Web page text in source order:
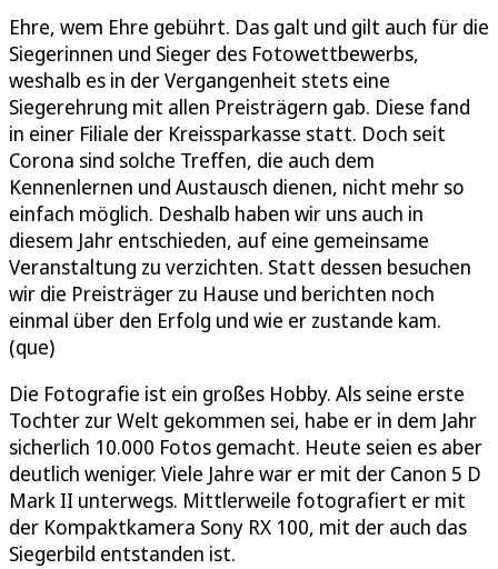
Ehre, wem Ehre gebührt. Das galt und gilt auch für die
Siegerinnen und Sieger des Fotowettbewerbs,
weshalb es in der Vergangenheit stets eine
Siegerehrung mit allen Preisträgern gab. Diese fand
in einer Filiale der Kreissparkasse statt. Doch seit
Corona sind solche Treffen, die auch dem
Kennenlernen und Austausch dienen, nicht mehr so
einfach möglich. Deshalb haben wir uns auch in
diesem Jahr entschieden, auf eine gemeinsame
Veranstaltung zu verzichten. Statt dessen besuchen
wir die Preisträger zu Hause und berichten noch
einmal über den Erfolg und wie er zustande kam.
(que)
Die Fotografie ist ein großes Hobby. Als seine erste
Tochter zur Welt gekommen sei, habe er in dem Jahr
sicherlich 10.000 Fotos gemacht. Heute seien es aber
deutlich weniger. Viele Jahre war er mit der Canon 5 D
Mark II unterwegs. Mittlerweile fotografiert er mit
der Kompaktkamera Sony RX 100, mit der auch das
Siegerbild entstanden ist.